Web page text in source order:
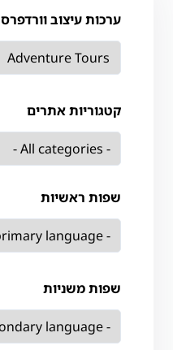
ערכות עיצוב וורדפרס
קטגוריות אתרים
שפות ראשיות
שפות משניות